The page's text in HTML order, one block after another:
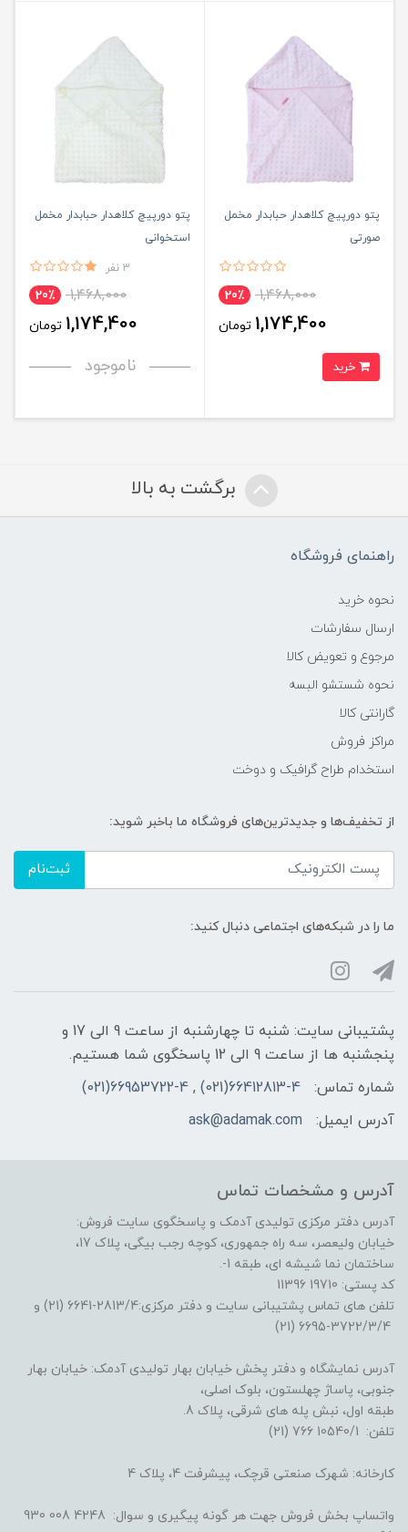
پتو دورپیچ کلاهدار حبابدار مخمل
صورتی
1,468,000 20٪
1,174,400 تومان
پتو دورپیچ کلاهدار حبابدار مخمل
استخوانی
3 نفر
1,468,000 20٪
1,174,400 تومان
ناموجود
برگشت به بالا
راهنمای فروشگاه
نحوه خرید
ارسال سفارشات
مرجوع و تعویض کالا
نحوه شستشو البسه
گارانتی کالا
مراکز فروش
استخدام طراح گرافیک و دوخت
از تخفیف‌ها و جدیدترین‌های فروشگاه ما باخبر شوید:
ثبت‌نام
ما را در شبکه‌های اجتماعی دنبال کنید:
پشتیبانی سایت: شنبه تا چهارشنبه از ساعت 9 الی 17 و
پنجشنبه ها از ساعت 9 الی 12 پاسخگوی شما هستیم.
شماره تماس:
66412813-4(021) , 66953722-4(021)
آدرس ایمیل:
ask@adamak.com
آدرس و مشخصات تماس
آدرس دفتر مرکزی تولیدی آدمک و پاسخگوی سایت فروش:
خیابان ولیعصر، سه راه جمهوری، کوچه رجب بیگی، پلاک 17،
ساختمان نما شیشه ای، طبقه 1-.
کد پستی: 19710 11396
تلفن های تماس پشتیبانی سایت و دفتر مرکزی:2813/4-6641 (21) و
آدرس نمایشگاه و دفتر پخش خیابان بهار تولیدی آدمک: خیابان بهار
جنوبی، پاساژ چهلستون، بلوک اصلی،
طبقه اول، نبش پله های شرقی، پلاک 8.
تلفن: 10540/1 766 (21)
کارخانه: شهرک صنعتی قرچک، پیشرفت 4، پلاک 4
واتساپ بخش فروش جهت هر گونه پیگیری و سوال: 4248 008 930